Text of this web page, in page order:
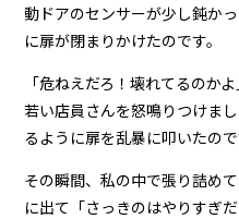
動ドアのセンサーが少し鈍か
に扉が閉まりかけたのです。
「危ねえだろ！壊れてるのか
若い店員さんを怒鳴りつけま
るように扉を乱暴に叩いたので
その瞬間、私の中で張り詰め
に出て「さっきのはやりすぎ